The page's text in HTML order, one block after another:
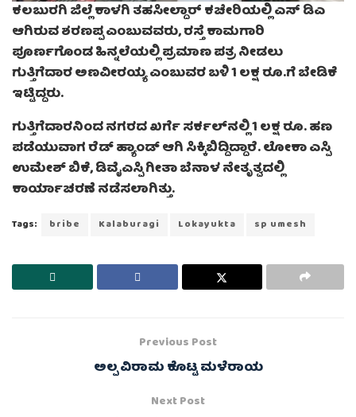
ಕಲಬುರಗಿ ಜಿಲ್ಲೆ ‌ಕಾಳಗಿ ತಹಸೀಲ್ದಾರ್ ಕಚೇರಿಯಲ್ಲಿ ಎಸ್‌ ಡಿಎ
ಆಗಿರುವ ಶರಣಪ್ಪ ಎಂಬುವವರು, ರಸ್ತೆ ಕಾಮಗಾರಿ
ಪೂರ್ಣಗೊಂಡ ಹಿನ್ನಲೆಯಲ್ಲಿ ಪ್ರಮಾಣ ಪತ್ರ ನೀಡಲು
ಗುತ್ತಿಗೆದಾರ ಅಣವೀರಯ್ಯ ಎಂಬುವರ ಬಳಿ 1 ಲಕ್ಷ ರೂ.ಗೆ ಬೇಡಿಕೆ
ಇಟ್ಟಿದ್ದರು.
ಗುತ್ತಿಗೆದಾರನಿಂದ ನಗರದ ಖರ್ಗೆ ಸರ್ಕಲ್‌ನಲ್ಲಿ 1 ಲಕ್ಷ ರೂ. ಹಣ
ಪಡೆಯುವಾಗ ರೆಡ್ ಹ್ಯಾಂಡ್ ಆಗಿ ಸಿಕ್ಕಿಬಿದ್ದಿದ್ದಾರೆ. ಲೋಕಾ ಎಸ್ಪಿ
ಉಮೇಶ್ ಬಿಕೆ, ಡಿವೈಎಸ್ಪಿ ಗೀತಾ ಬೆನಾಳ ನೇತೃತ್ವದಲ್ಲಿ
ಕಾರ್ಯಾಚರಣೆ ನಡೆಸಲಾಗಿತ್ತು.
Tags: bribe Kalaburagi Lokayukta sp umesh
Previous Post
ಅಲ್ಪ ವಿರಾಮ ಕೊಟ್ಟ ಮಳೆರಾಯ
Next Post